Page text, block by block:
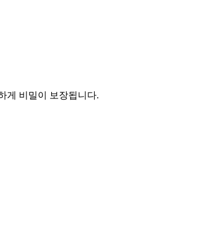
게 비밀이 보장됩니다.